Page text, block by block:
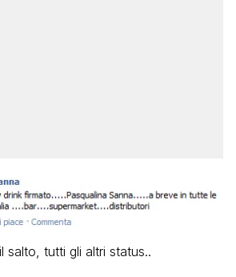
salto, tutti gli altri status..